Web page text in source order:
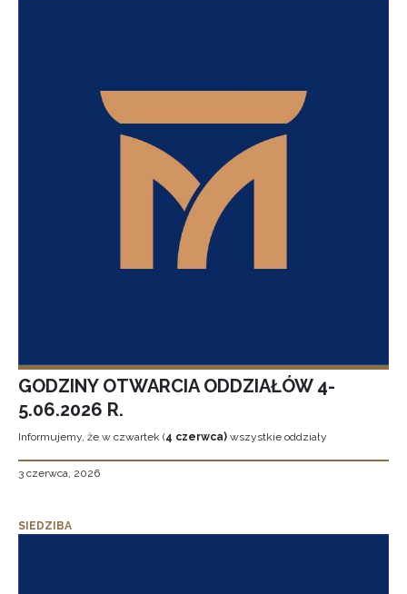
GODZINY OTWARCIA ODDZIAŁÓW 4-
5.06.2026 R.
Informujemy, że w czwartek (4 czerwca) wszystkie oddziały
3 czerwca, 2026
SIEDZIBA